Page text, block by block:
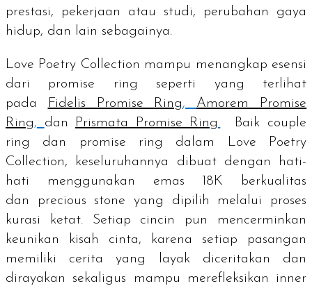
prestasi, pekerjaan atau studi, perubahan gaya
hidup, dan lain sebagainya.
Love Poetry Collection mampu menangkap esensi
dari promise ring seperti yang terlihat
pada
Fidelis Promise Ring, Amorem Promise
Ring, dan Prismata Promise Ring. Baik couple
ring dan promise ring
dalam Love Poetry
Collection, keseluruhannya dibuat dengan hati-
hati menggunakan emas 18K berkualitas
dan
precious stone yang dipilih melalui proses
kurasi ketat. Setiap cincin pun mencerminkan
keunikan kisah cinta, karena setiap pasangan
memiliki cerita yang layak diceritakan dan
dirayakan sekaligus mampu merefleksikan inner